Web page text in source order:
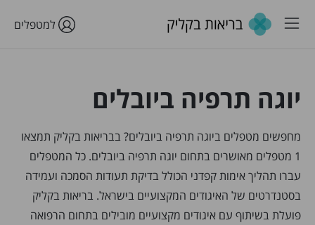
למטפלים
יוגה תרפיה ביובלים
מחפשים מטפלים ביוגה תרפיה ביובלים? בבריאות בקליק תמצאו
1 מטפלים מאושרים בתחום יוגה תרפיה ביובלים. כל המטפלים
עברו תהליך אימות קפדני הכולל בדיקת תעודות הסמכה ועמידה
בסטנדרטים של האיגודים המקצועיים בישראל. בריאות בקליק
פועלת בשיתוף עם איגודים מקצועיים מובילים בתחום הרפואה